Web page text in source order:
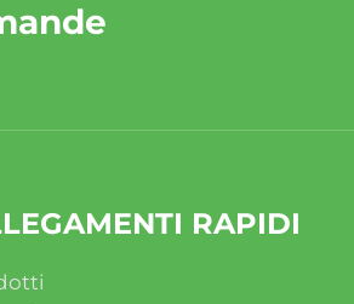
RAPIDI